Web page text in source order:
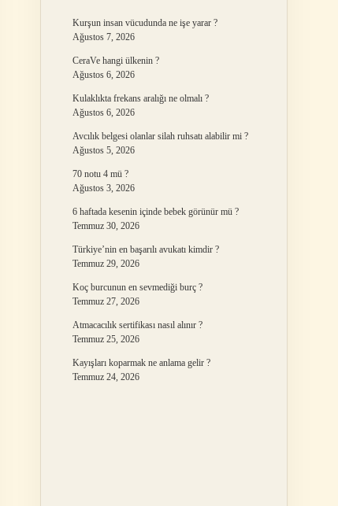
Kurşun insan vücudunda ne işe yarar ?
Ağustos 7, 2026
CeraVe hangi ülkenin ?
Ağustos 6, 2026
Kulaklıkta frekans aralığı ne olmalı ?
Ağustos 6, 2026
Avcılık belgesi olanlar silah ruhsatı alabilir mi ?
Ağustos 5, 2026
70 notu 4 mü ?
Ağustos 3, 2026
6 haftada kesenin içinde bebek görünür mü ?
Temmuz 30, 2026
Türkiye’nin en başarılı avukatı kimdir ?
Temmuz 29, 2026
Koç burcunun en sevmediği burç ?
Temmuz 27, 2026
Atmacacılık sertifikası nasıl alınır ?
Temmuz 25, 2026
Kayışları koparmak ne anlama gelir ?
Temmuz 24, 2026